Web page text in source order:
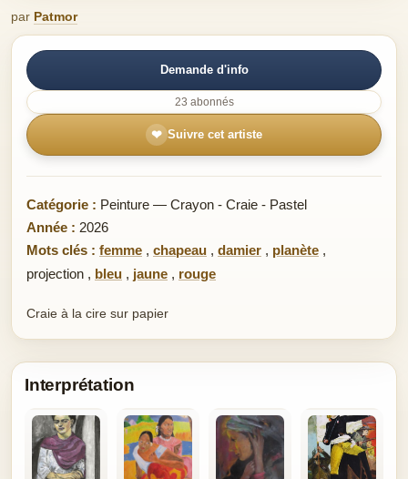
par Patmor
Demande d'info
23 abonnés
❤ Suivre cet artiste
Catégorie : Peinture — Crayon - Craie - Pastel
Année : 2026
Mots clés : femme , chapeau , damier , planète ,
projection , bleu , jaune , rouge
Craie à la cire sur papier
Interprétation